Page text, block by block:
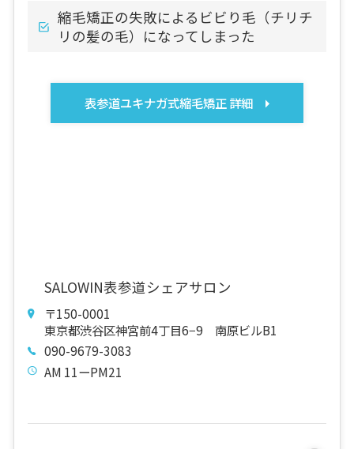
縮毛矯正の失敗によるビビり毛（チリチ
リの髪の毛）になってしまった
表参道ユキナガ式縮毛矯正 詳細
SALOWIN表参道シェアサロン
〒150-0001
東京都渋谷区神宮前4丁目6−9 南原ビルB1
090-9679-3083
AM 11ーPM21